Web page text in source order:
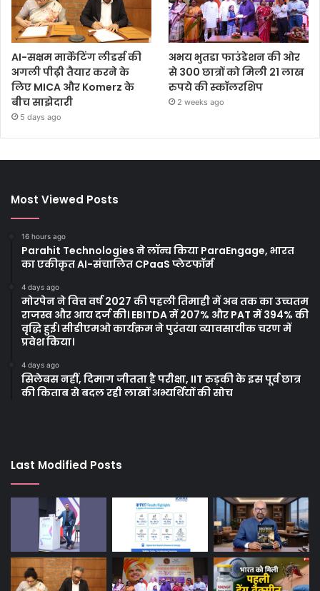
AI-सक्षम मार्केटिंग लीडर्स की
अगली पीढ़ी तैयार करने के
लिए MICA और Komerz के
बीच साझेदारी
5 days ago
अभय भुतडा फाउंडेशन की ओर
से 300 छात्रों को मिली 21 लाख
रुपये की स्कॉलरशिप
2 weeks ago
Most Viewed Posts
16 hours ago
Parahit Technologies ने लॉन्च किया ParaEngage, भारत
का एकीकृत AI-संचालित CPaaS प्लेटफॉर्म
4 days ago
मोरपेन ने वित्त वर्ष 2027 की पहली तिमाही में अब तक का उच्चतम
राजस्व और आय दर्ज की। EBITDA में 207% और PAT में 394% की
वृद्धि हुई। सीडीएमओ कार्यक्रम ने पुरंतया व्यावसायीक चरण में
प्रवेश किया।
4 days ago
सिलेबस नहीं, दिमाग जीतता है परीक्षा, IIT रुड़की के इस पूर्व छात्र
की किताब से बदल रही लाखों अभ्यर्थियों की सोच
Last Modified Posts